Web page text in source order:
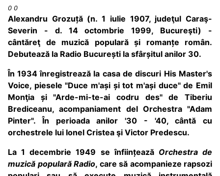
0 0
Alexandru Grozuță(n. 1 iulie 1907, judeţul Caraş-
Severin - d. 14 octombrie 1999, Bucureşti) -
cântăreţ de muzică populară și romanțe român.
Debutează la Radio București la sfârșitul anilor 30.
În 1934 înregistrează la casa de discuri His Master's
Voice, piesele "Duce m'ași și tot m'ași duce" de Emil
Monţia și "Arde-mi-te-ai codru des" de Tiberiu
Brediceanu, acompaniament del Orchestra "Adam
Pinter". În perioada anilor '30 - '40, cântă cu
orchestrele lui Ionel Cristea şi Victor Predescu.
La 1 decembrie 1949 se înființează Orchestra de
muzică populară Radio, care să acompanieze rapsozi